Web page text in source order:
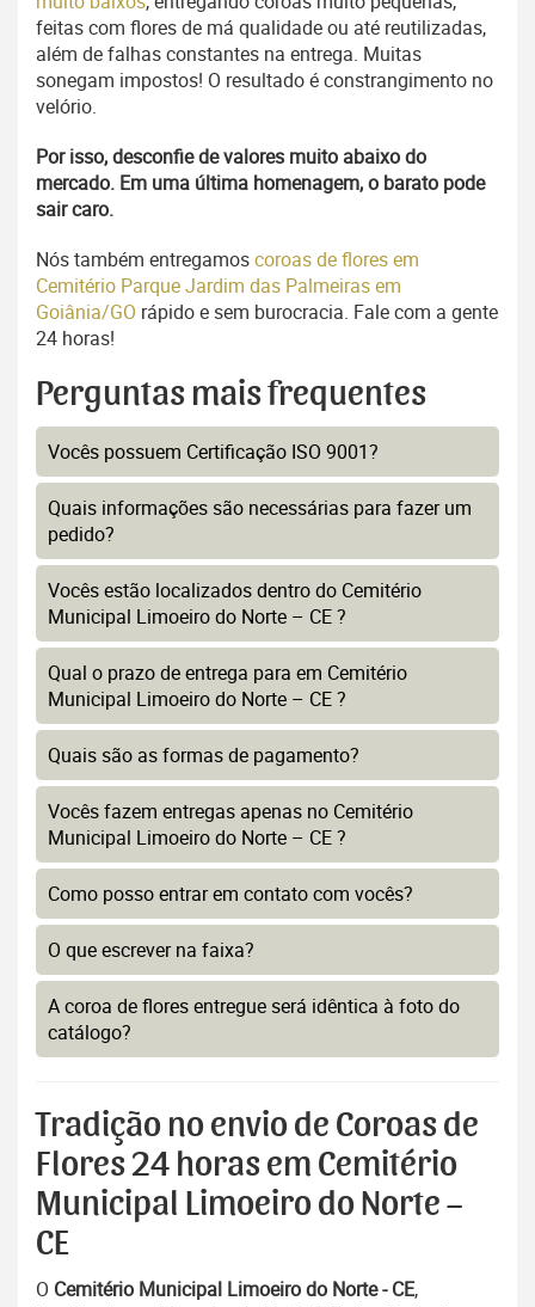
feitas com flores de má qualidade ou até reutilizadas,
além de falhas constantes na entrega. Muitas
sonegam impostos! O resultado é constrangimento no
velório.
Por isso, desconfie de valores muito abaixo do
mercado. Em uma última homenagem, o barato pode
sair caro.
Nós também entregamoscoroas de flores em
Cemitério Parque Jardim das Palmeiras em
Goiânia/GO rápido e sem burocracia. Fale com a gente
24 horas!
Perguntas mais frequentes
Vocês possuem Certificação ISO 9001?
Quais informações são necessárias para fazer um
pedido?
Vocês estão localizados dentro do Cemitério
Municipal Limoeiro do Norte – CE ?
Qual o prazo de entrega para em Cemitério
Municipal Limoeiro do Norte – CE ?
Quais são as formas de pagamento?
Vocês fazem entregas apenas no Cemitério
Municipal Limoeiro do Norte – CE ?
Como posso entrar em contato com vocês?
O que escrever na faixa?
A coroa de flores entregue será idêntica à foto do
catálogo?
Tradição no envio de Coroas de
Flores 24 horas em Cemitério
Municipal Limoeiro do Norte –
CE
O Cemitério Municipal Limoeiro do Norte - CE,